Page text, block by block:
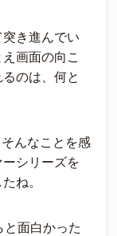
き進んでい
画面の向こ
のは、何と
んなことを感
シリーズを
ね。
面白かった